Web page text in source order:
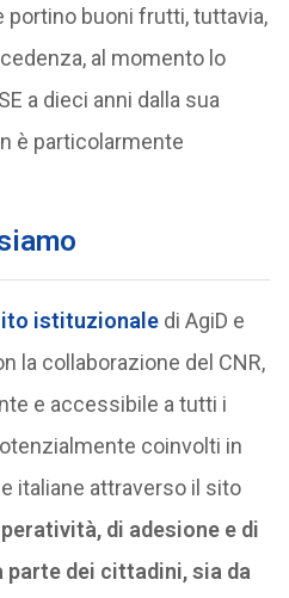
portino buoni frutti, tuttavia,
al momento lo
a dieci anni dalla sua
è particolarmente
istituzionaledi AgiD e
la collaborazione del CNR,
e accessibile a tutti i
coinvolti in
italiane attraverso il sito
di adesione e di
dei cittadini, sia da